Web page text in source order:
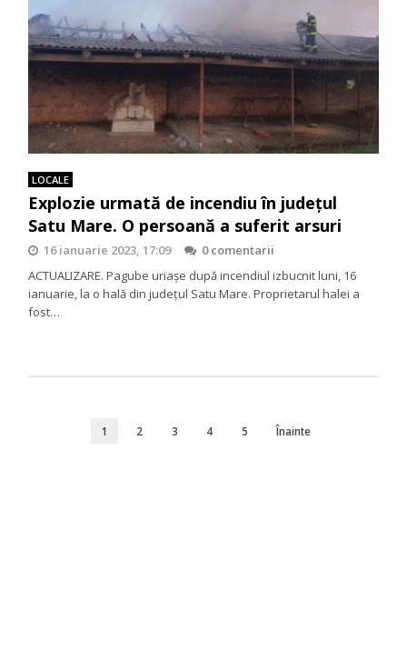
LOCALE
Explozie urmată de incendiu în județul
Satu Mare. O persoană a suferit arsuri
16 ianuarie 2023, 17:09
0 comentarii
ACTUALIZARE. Pagube uriașe după incendiul izbucnit luni, 16
ianuarie, la o hală din județul Satu Mare. Proprietarul halei a
fost…
1 2 3 4 5 Înainte